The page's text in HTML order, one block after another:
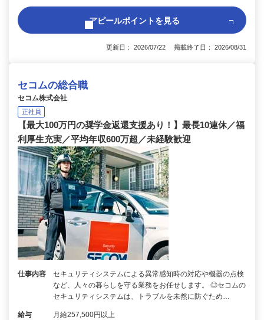
アピールポイントを見る
更新日： 2026/07/22 掲載終了日： 2026/08/31
セコムの総合職
セコム株式会社
正社員
【最大100万円の奨学金返還支援あり！】最長10連休／福
利厚生充実／平均年収600万超／未経験歓迎
仕事内容
セキュリティシステムによる異常感知時の対応や機器の点検
など、人々の暮らしを守る業務をお任せします。 ◎セコムの
セキュリティシステムは、トラブルを未然に防ぐため…
給与 月給257,500円以上